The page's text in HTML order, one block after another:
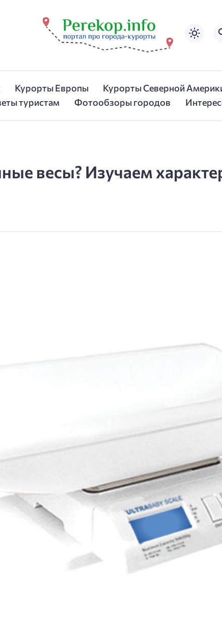
Курорты Европы Курорты Северной
туристам
Фотообзоры городов
весы? Изучаем